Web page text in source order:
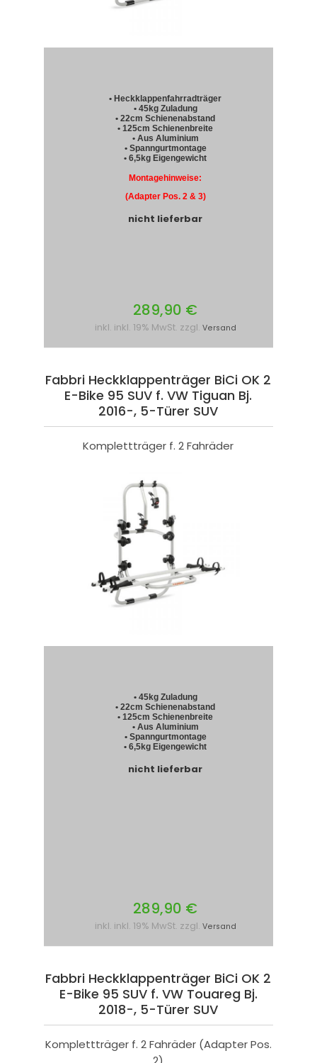
• Heckklappenfahrradträger
• 45kg Zuladung
• 22cm Schienenabstand
• 125cm Schienenbreite
• Aus Aluminium
• Spanngurtmontage
• 6,5kg Eigengewicht
Montagehinweise:
(Adapter Pos. 2 & 3)
nicht lieferbar
289,90 €
inkl. inkl. 19% MwSt. zzgl. Versand
Fabbri Heckklappenträger BiCi OK 2
E-Bike 95 SUV f. VW Tiguan Bj.
2016-, 5-Türer SUV
Komplettträger f. 2 Fahräder
• 45kg Zuladung
• 22cm Schienenabstand
• 125cm Schienenbreite
• Aus Aluminium
• Spanngurtmontage
• 6,5kg Eigengewicht
nicht lieferbar
289,90 €
inkl. inkl. 19% MwSt. zzgl. Versand
Fabbri Heckklappenträger BiCi OK 2
E-Bike 95 SUV f. VW Touareg Bj.
2018-, 5-Türer SUV
Komplettträger f. 2 Fahräder (Adapter Pos.